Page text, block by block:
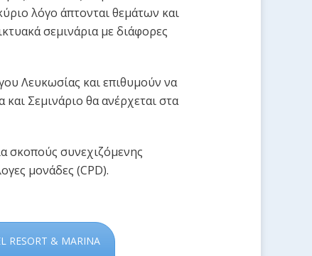
λόγο άπτονται θεμάτων και
σεμινάρια με διάφορες
Λευκωσίας και επιθυμούν να
Σεμινάριο θα ανέρχεται στα
σκοπούς συνεχιζόμενης
μονάδες (CPD).
RESORT & MARINA